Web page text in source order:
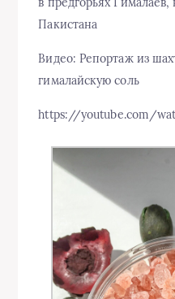
Пакистана
Видео: Репортаж из
гималайскую соль
https://youtube.com/